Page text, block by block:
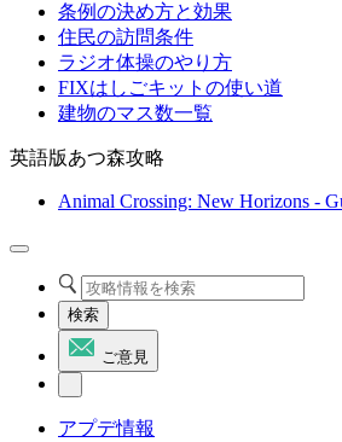
条例の決め方と効果
住民の訪問条件
ラジオ体操のやり方
FIXはしごキットの使い道
建物のマス数一覧
英語版あつ森攻略
Animal Crossing: New Horizons -
検索
ご意見
アプデ情報